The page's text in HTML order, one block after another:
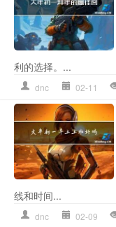
利的选择。...
dnc 02-11
线和时间...
dnc 02-09